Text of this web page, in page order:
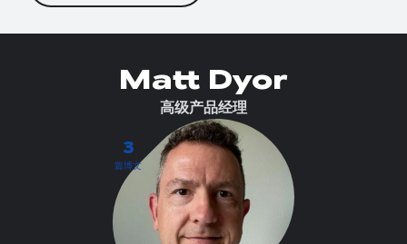
3
篇博文
Matt Dyor
高级产品经理